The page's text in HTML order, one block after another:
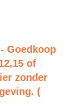
Goedkoop
of
zonder
(